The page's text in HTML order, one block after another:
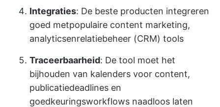
Integraties: De beste producten integreren
goed metpopulaire content marketing,
analyticsenrelatiebeheer (CRM) tools
Traceerbaarheid: De tool moet het
bijhouden van kalenders voor content,
publicatiedeadlines en
goedkeuringsworkflows naadloos laten